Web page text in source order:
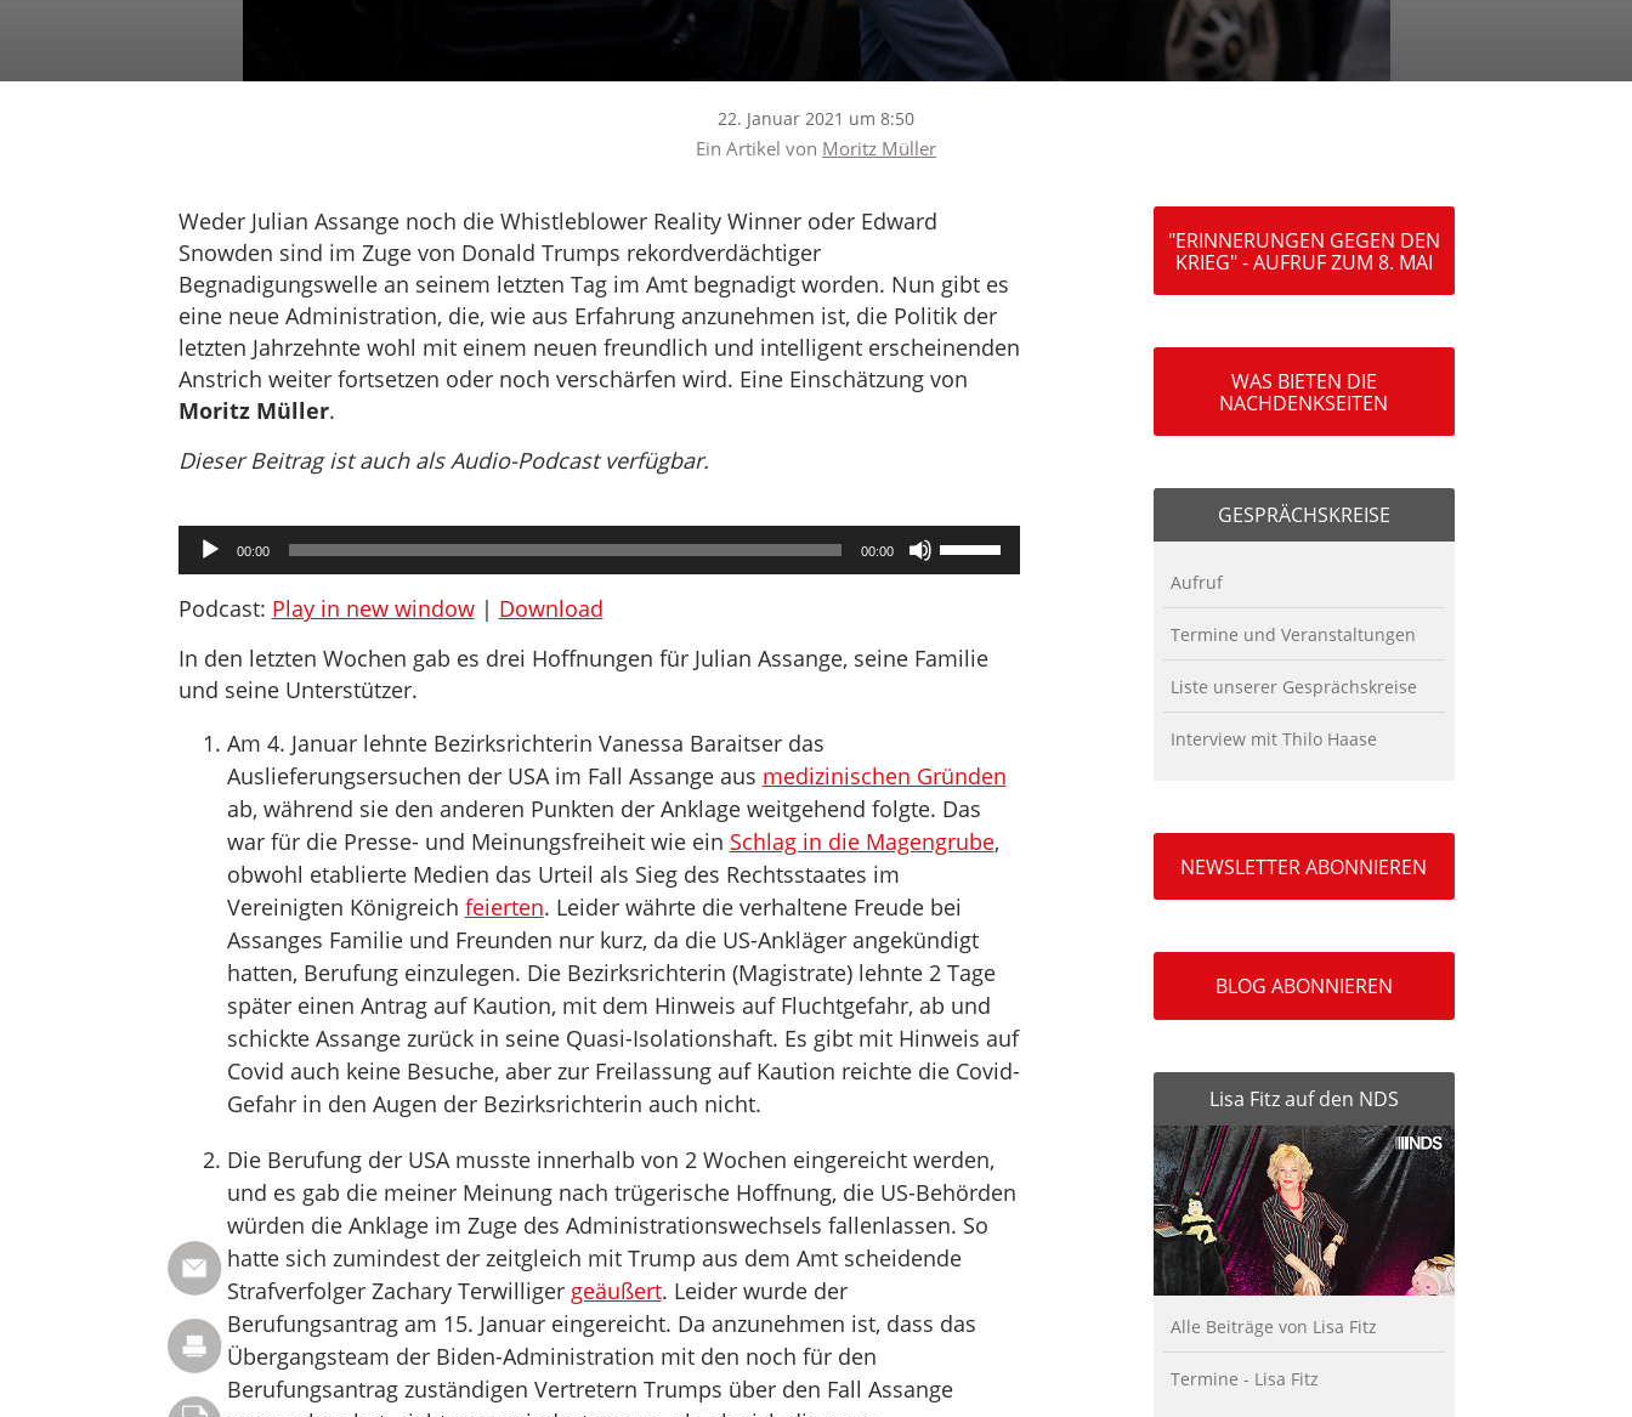
22. Januar 2021 um 8:50
Ein Artikel von Moritz Müller
Weder Julian Assange noch die Whistleblower Reality Winner oder Edward
Snowden sind im Zuge von Donald Trumps rekordverdächtiger
Begnadigungswelle an seinem letzten Tag im Amt begnadigt worden. Nun gibt es
eine neue Administration, die, wie aus Erfahrung anzunehmen ist, die Politik der
letzten Jahrzehnte wohl mit einem neuen freundlich und intelligent erscheinenden
Anstrich weiter fortsetzen oder noch verschärfen wird. Eine Einschätzung von
Moritz Müller.
Dieser Beitrag ist auch als Audio-Podcast verfügbar.
Audio-
Player
00:00 00:00
Pfeiltasten
Hoch/Runter
die
Podcast: Play in new window| Download
In den letzten Wochen gab es drei Hoffnungen für Julian Assange, seine Familie
und seine Unterstützer.
Am 4. Januar lehnte Bezirksrichterin Vanessa Baraitser das
Auslieferungsersuchen der USA im Fall Assange aus medizinischen Gründen
ab, während sie den anderen Punkten der Anklage weitgehend folgte. Das
war für die Presse- und Meinungsfreiheit wie ein Schlag in die Magengrube,
obwohl etablierte Medien das Urteil als Sieg des Rechtsstaates im
Vereinigten Königreich feierten. Leider währte die verhaltene Freude bei
Assanges Familie und Freunden nur kurz, da die US-Ankläger angekündigt
hatten, Berufung einzulegen. Die Bezirksrichterin (Magistrate) lehnte 2 Tage
später einen Antrag auf Kaution, mit dem Hinweis auf Fluchtgefahr, ab und
schickte Assange zurück in seine Quasi-Isolationshaft. Es gibt mit Hinweis auf
Covid auch keine Besuche, aber zur Freilassung auf Kaution reichte die Covid-
Gefahr in den Augen der Bezirksrichterin auch nicht.
Die Berufung der USA musste innerhalb von 2 Wochen eingereicht werden,
und es gab die meiner Meinung nach trügerische Hoffnung, die US-Behörden
würden die Anklage im Zuge des Administrationswechsels fallenlassen. So
hatte sich zumindest der zeitgleich mit Trump aus dem Amt scheidende
Strafverfolger Zachary Terwilliger geäußert. Leider wurde der
Berufungsantrag am 15. Januar eingereicht. Da anzunehmen ist, dass das
Übergangsteam der Biden-Administration mit den noch für den
Berufungsantrag zuständigen Vertretern Trumps über den Fall Assange
"ERINNERUNGEN GEGEN DEN
KRIEG" - AUFRUF ZUM 8. MAI
WAS BIETEN DIE
NACHDENKSEITEN
GESPRÄCHSKREISE
Aufruf
Termine und Veranstaltungen
Liste unserer Gesprächskreise
Interview mit Thilo Haase
NEWSLETTER ABONNIEREN
BLOG ABONNIEREN
Lisa Fitz auf den NDS
Alle Beiträge von Lisa Fitz
Termine - Lisa Fitz